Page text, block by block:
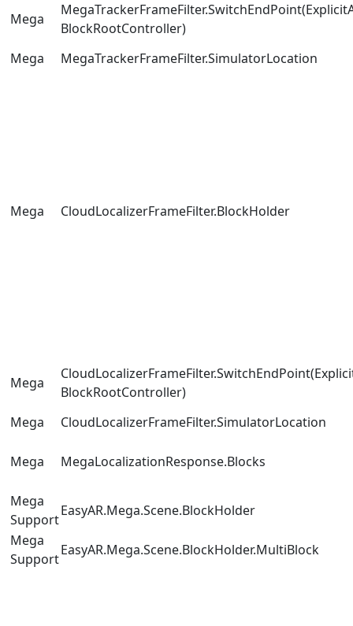
Mega
BlockRootController)
Mega
MegaTrackerFrameFilter.SimulatorLocation
Mega CloudLocalizerFrameFilter.BlockHolder
Mega
BlockRootController)
Mega
CloudLocalizerFrameFilter.SimulatorLocation
Mega MegaLocalizationResponse.Blocks
Mega
Support
EasyAR.Mega.Scene.BlockHolder
Mega
Support
EasyAR.Mega.Scene.BlockHolder.MultiBlock